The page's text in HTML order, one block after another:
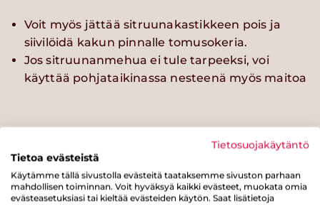
Voit myös jättää sitruunakastikkeen pois ja
siivilöidä kakun pinnalle tomusokeria.
Jos sitruunanmehua ei tule tarpeeksi, voi
käyttää pohjataikinassa nesteenä myös maitoa
Kokeile myös näitä reseptejä
Tietosuojakäytäntö
Tietoa evästeistä
Käytämme tällä sivustolla evästeitä taataksemme sivuston parhaan
mahdollisen toiminnan. Voit hyväksyä kaikki evästeet, muokata omia
evästeasetuksiasi tai kieltää evästeiden käytön. Saat lisätietoja